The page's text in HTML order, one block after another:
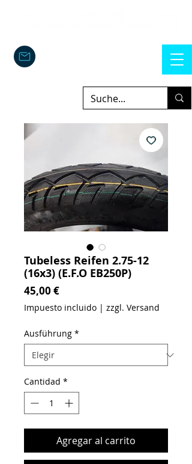
Tubeless Reifen 2.75-12
(16x3) (E.F.O EB250P)
45,00 €Precio
Impuesto incluido | zzgl. Versand
Ausführung *
Cantidad *
Agregar al carrito